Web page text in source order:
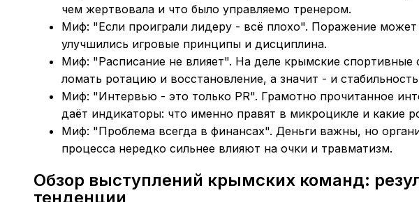
чем жертвовала и что было управляемо тренером.
Миф: "Если проиграли лидеру - всё плохо". Поражение
улучшились игровые принципы и дисциплина.
Миф: "Расписание не влияет". На деле крымские спортивные
ломать ротацию и восстановление, а значит - и стабильность
Миф: "Интервью - это только PR". Грамотно прочитанное
даёт индикаторы: что именно правят в микроцикле и какие
Миф: "Проблема всегда в финансах". Деньги важны, но
процесса нередко сильнее влияют на очки и травматизм.
Обзор выступлений крымских команд:
тенденции